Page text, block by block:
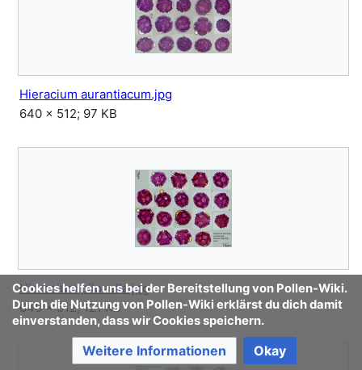
Hieracium aurantiacum.jpg
640 × 512; 97 KB
Hieracium pilosella.jpg
640 × 512; 121 KB
Cookies helfen uns bei der Bereitstellung von Pollen-Wiki.
Durch die Nutzung von Pollen-Wiki erklärst du dich damit
einverstanden, dass wir Cookies speichern.
Weitere Informationen Okay